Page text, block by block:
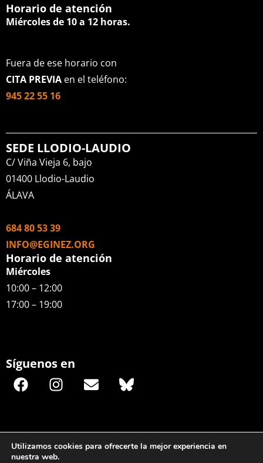
Horario de atención
Miércoles de 10 a 12 horas.
Fuera de ese horario con
CITA PREVIA en el teléfono:
945 22 55 16
SEDE LLODIO-LAUDIO
C/ Viña Vieja 6, bajo
01400 Llodio-Laudio
ÁLAVA
684 80 53 39
INFO@EGINEZ.ORG
Horario de atención
Miércoles
10:00 – 12:00
17:00 – 19:00
Síguenos en
Utilizamos cookies para ofrecerte la mejor experiencia en
nuestra web.